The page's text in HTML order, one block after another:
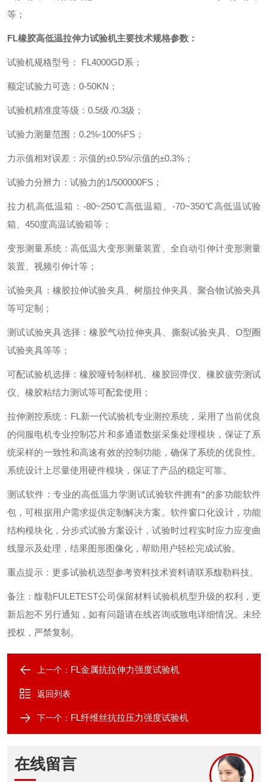
等 ；
FL橡胶高低温拉伸力试验机主要技术规格参数 ：
试验机规格型号 ： FL4000GD系 ；
额定试验力可选 ： 0-50KN ；
试验机精准度等级 ： 0.5级 /0.3级 ；
试验力测量范围 ： 0.2%-100%FS ；
力示值相对误差 ： 示值的±0.5%/示值的±0.3% ；
试验力分辨力 ： 试验力的1/500000FS ；
拉力机高低温箱 ： -80~250℃高低温箱、 -70~350℃高低温试验
箱、 450度高温试验箱等 ；
变形测量系统：高低温大变形测量装置、全自动引伸计变形测量
装置、视频引伸计等 ；
试验夹具 ： 橡胶拉伸试验夹具、树脂拉伸夹具、聚合物试验夹具
等可定制 ；
测试试验夹具选择 ：橡胶气动拉伸夹具、撕裂试验夹具、 O型圈
试验夹具等等 ；
可配试验机选择 ：橡胶哑铃制样机、橡胶回弹仪、橡胶疲劳测试
仪、橡胶粘结力测试等可配套使用 ；
拉伸测控系统 ： FL 新一代试验机专业测控系统，采用了当前优良
的伺服电机专业控制芯片和多通道数据采集处理模块，保证了系
统采样的一致性和高速有效的控制功能，确保了系统的优良性。
系统设计上尽量使用硬件模块，保证了产品的稳定可靠。
测试软件 ：专业的高低温力学测试试验软件拥有*的多功能软件
包，可根据用户需求提供定制解决方案。软件窗口化设计，功能
结构模块化，分步式试验方案设计，试验时过程实时应力应变曲
线显示及处理，结果图形图像化，帮助用户轻松完成试验。
重点提示 ： 更多试验机选型参考资料技术资料请联系馥勒科技。
备注：馥勒FULETEST公司保留材料试验机机型升级的权利，更
新后恕不另行通知，如有问题请在线咨询或致电详细情况。未经
授权，严禁复制。
上一个： FL金属抗拉伸力强度试验机
返回列表
下一个： FL纤维丝抗拉压力强度试验机
在线留言